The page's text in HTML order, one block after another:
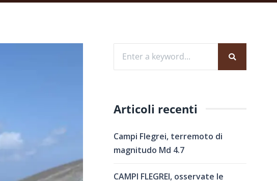
Articoli recenti
Campi Flegrei, terremoto di
magnitudo Md 4.7
CAMPI FLEGREI, osservate le